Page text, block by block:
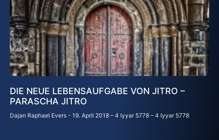
DIE NEUE LEBENSAUFGABE VON JITRO –
PARASCHA JITRO
Dajan Raphael Evers 19. April 2018 – 4 Iyyar 5778 – 4 Iyyar 5778